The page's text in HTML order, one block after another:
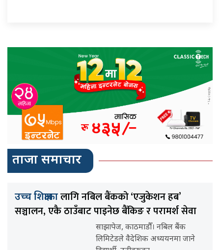
ताजा समाचार
उच्च शिक्षाकालागि नबिल बैंकको ‘एजुकेशन हब’
सञ्चालन, एकै ठाउँबाट पाइनेछ बैंकिङ र परामर्श सेवा
साझापेज, काठमाडौँ। नबिल बैंक
लिमिटेडले वैदेशिक अध्ययनमा जाने